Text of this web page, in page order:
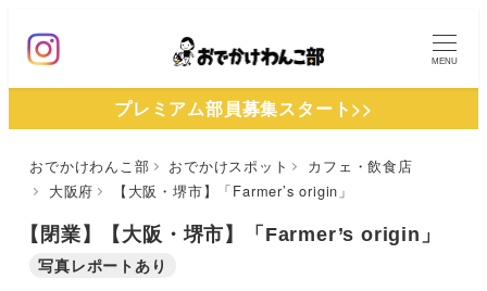
ン
MENU
プレミアム部員募集スタート>>
おでかけわんこ部 おでかけスポット
カフェ・飲食店
大阪府
【大阪・堺市】「Farmer’s origin」
【閉業】【大阪・堺市】「Farmer’s origin」
写真レポートあり